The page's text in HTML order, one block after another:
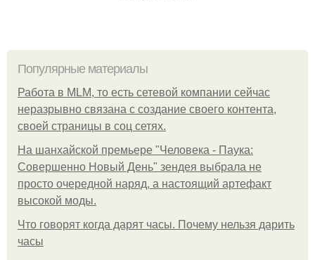
Популярные материалы
Работа в MLM, то есть сетевой компании сейчас
неразрывно связана с создание своего контента,
своей страницы в соц сетях.
На шанхайской премьере "Человека - Паука:
Совершенно Новый День" зендея выбрала не
просто очередной наряд, а настоящий артефакт
высокой моды.
Что говорят когда дарят часы. Почему нельзя дарить
часы